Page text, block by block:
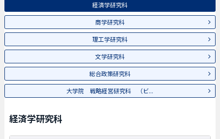
経済学研究科
商学研究科
理工学研究科
文学研究科
総合政策研究科
大学院 戦略経営研究科 （ビ...
経済学研究科